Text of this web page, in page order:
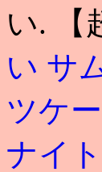
い. 【
い サ
ツケ
ナイ